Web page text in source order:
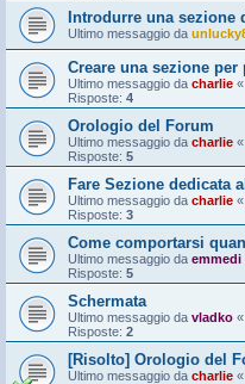
Introdurre una sezione
Ultimo messaggio da
Creare una sezione per
Ultimo messaggio da charlie «
Risposte: 4
Orologio del Forum
Ultimo messaggio da charlie «
Risposte: 5
Fare Sezione dedicata
Ultimo messaggio da charlie «
Risposte: 3
Come comportarsi
Ultimo messaggio da emmedi
Risposte: 5
Schermata
Ultimo messaggio da vladko «
Risposte: 2
[Risolto] Orologio del
Ultimo messaggio da charlie «